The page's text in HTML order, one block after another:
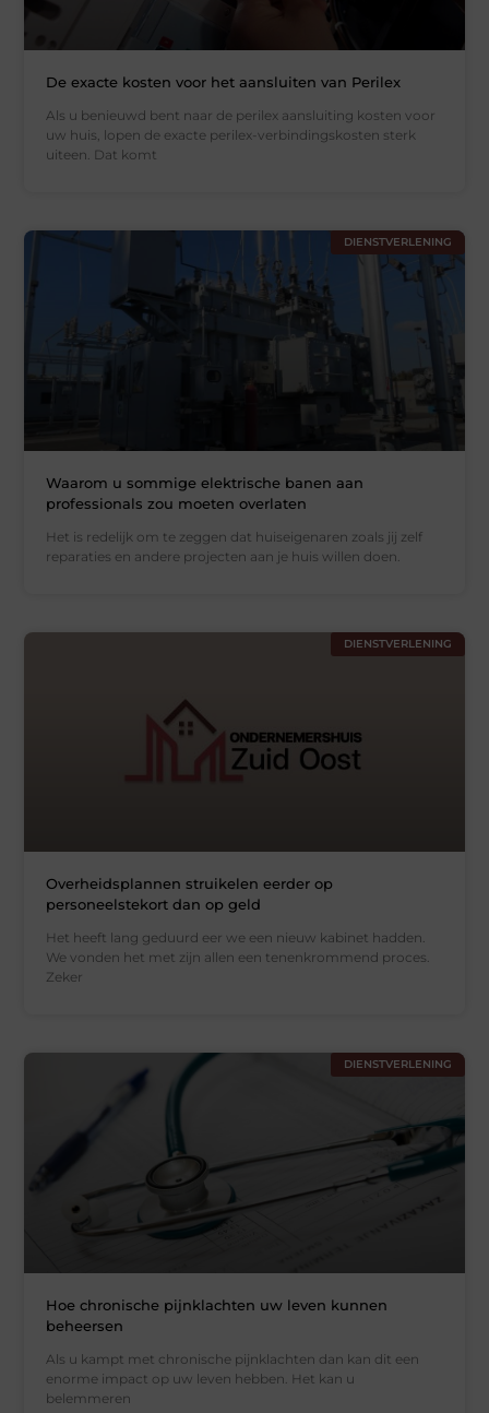
De exacte kosten voor het aansluiten van Perilex
Als u benieuwd bent naar de perilex aansluiting kosten voor
uw huis, lopen de exacte perilex-verbindingskosten sterk
uiteen. Dat komt
DIENSTVERLENING
Waarom u sommige elektrische banen aan
professionals zou moeten overlaten
Het is redelijk om te zeggen dat huiseigenaren zoals jij zelf
reparaties en andere projecten aan je huis willen doen.
DIENSTVERLENING
Overheidsplannen struikelen eerder op
personeelstekort dan op geld
Het heeft lang geduurd eer we een nieuw kabinet hadden.
We vonden het met zijn allen een tenenkrommend proces.
Zeker
DIENSTVERLENING
Hoe chronische pijnklachten uw leven kunnen
beheersen
Als u kampt met chronische pijnklachten dan kan dit een
enorme impact op uw leven hebben. Het kan u
belemmeren